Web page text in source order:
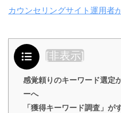
目次 [非表示]
感覚頼りのキーワード選定
ーへ
「獲得キーワード調査」